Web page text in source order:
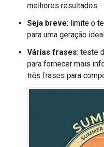
melhores resultados.
Seja breve: limite o
para uma geração
Várias frases: teste
para fornecer mais
três frases para